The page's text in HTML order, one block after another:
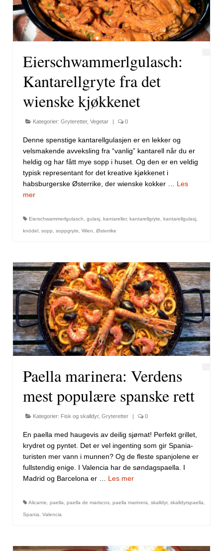
Eierschwammerlgulasch:
Kantarellgryte fra det
wienske kjøkkenet
Kategorier: Gryteretter, Vegetar 0
Denne spenstige kantarellgulasjen er en lekker og
velsmakende avveksling fra “vanlig” kantarell når du er
heldig og har fått mye sopp i huset. Og den er en veldig
typisk representant for det kreative kjøkkenet i
habsburgerske Østerrike, der wienske kokker … Les
mer
Eierschwammerlgulasch, gulasj, kantareller, kantarellgryte, kantarellgulasj,
knödel, sopp, soppgryte, Wien, Østerrike
Paella marinera: Verdens
mest populære spanske rett
Kategorier: Fisk og skalldyr, Gryteretter | 0
En paella med haugevis av deilig sjømat! Perfekt grillet,
krydret og pyntet. Det er vel ingenting som gir Spania-
turisten mer vann i munnen? Og de fleste spanjolene er
fullstendig enige. I Valencia har de søndagspaella. I
Madrid og Barcelona er … Les mer
Alicante paella paella de mariscos paella marinera skalldyr, skalldyrspaella
Spania Valencia